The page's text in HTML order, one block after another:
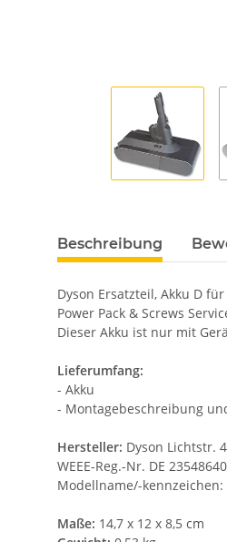
Beschreibung
Dyson Ersatzteil, Akku D
Power Pack & Screws
Dieser Akku ist nur mit
Lieferumfang:
- Akku
- Montagebeschreibung
Hersteller: Dyson Lichtstr.
WEEE-Reg.-Nr. DE 23548640
Modellname/-kennzeichen:
Maße: 14,7 x 12 x 8,5 cm